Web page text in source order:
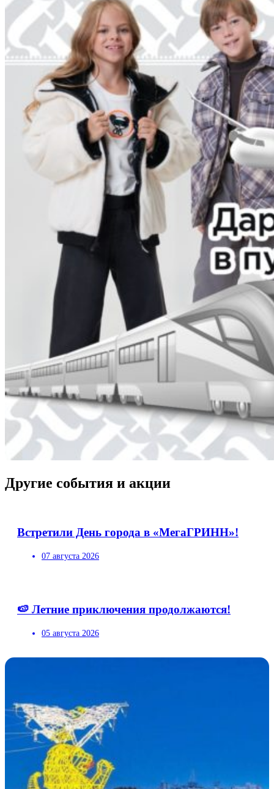
Другие события и акции
Встретили День города в «МегаГРИНН»!
07 августа 2026
🍉 Летние приключения продолжаются!
05 августа 2026